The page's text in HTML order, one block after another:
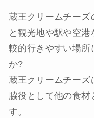
蔵王クリームチーズ
と観光地や駅や空
較的行きやすい場所
か?
蔵王クリームチーズ
脇役として他の食
す。